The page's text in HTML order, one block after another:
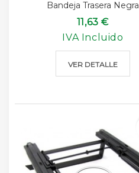
Bandeja Trasera Negra
11,63 €
IVA Incluido
VER DETALLE